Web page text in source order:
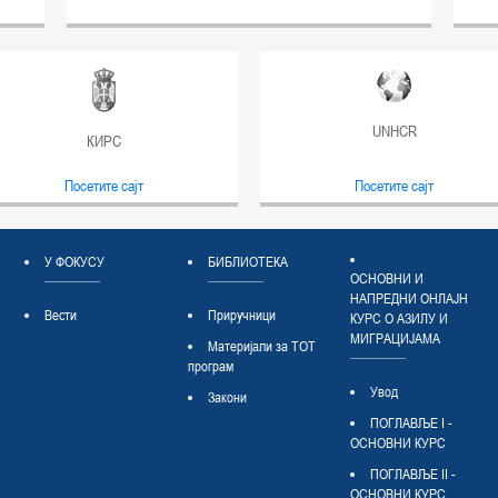
КИРС
Посетите сајт
UNHCR
Посетите сајт
У ФОКУСУ
Вести
БИБЛИОТЕКА
Приручници
Материјали за ТОТ
програм
Закони
ОСНОВНИ И
НАПРЕДНИ ОНЛАЈН
КУРС О АЗИЛУ И
МИГРАЦИЈАМА
Увод
ПОГЛАВЉЕ I -
ОСНОВНИ КУРС
ПОГЛАВЉЕ II -
ОСНОВНИ КУРС